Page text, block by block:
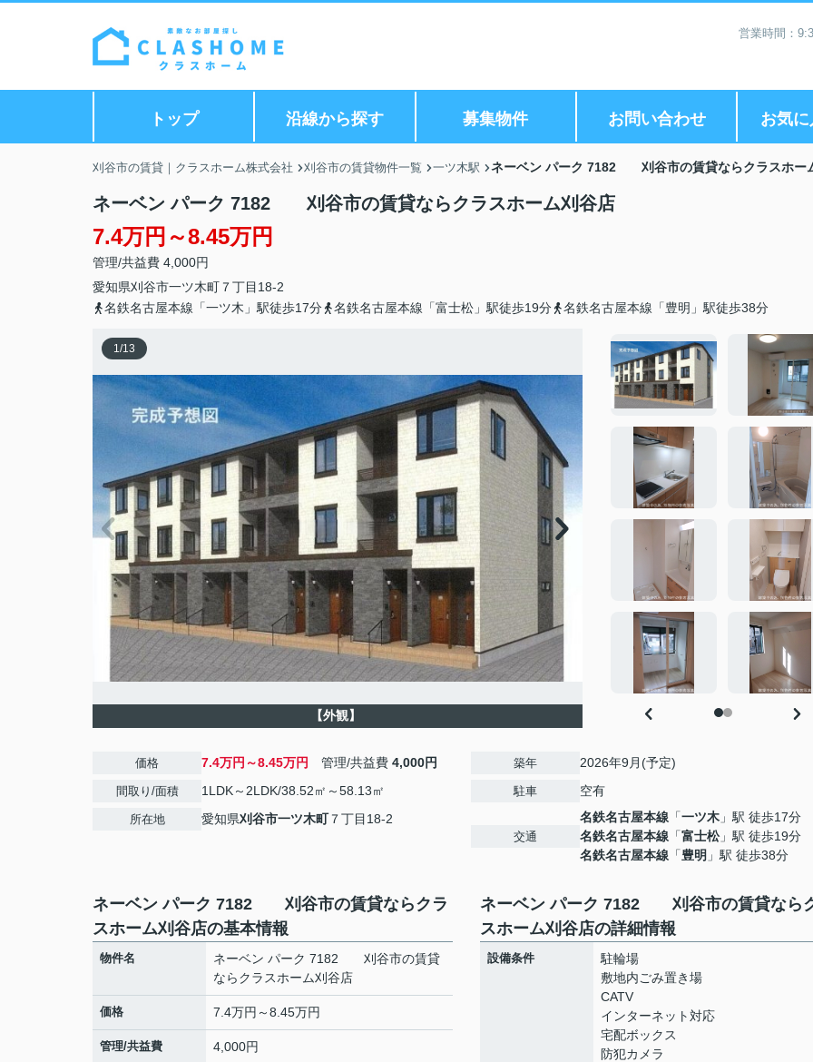
営業時間：
トップ 沿線から探す 募集物件 お問い合わせ お気
刈谷市の賃貸｜クラスホーム株式会社 刈谷市の賃貸物件一覧 一ツ木駅 ネーベン パーク 7182 刈谷市の賃貸ならクラスホー
ネーベン パーク 7182 刈谷市の賃貸ならクラスホーム刈谷店
7.4万円～8.45万円
管理/共益費 4,000円
愛知県刈谷市一ツ木町 ７丁目18-2
名鉄名古屋本線「一ツ木」駅徒歩17分
名鉄名古屋本線「富士松」駅徒歩19分 名鉄名古屋本線「豊明」駅徒歩38分
1/13
【外観】
価格 7.4万円～8.45万円 管理/共益費 4,000円
間取り/面積 1LDK～2LDK/38.52㎡～58.13㎡
所在地 愛知県刈谷市一ツ木町７丁目18-2
築年 2026年9月(予定)
駐車 空有
交通
名鉄名古屋本線 「一ツ木 」駅 徒歩17分
名鉄名古屋本線 「富士松」駅 徒歩19分
名鉄名古屋本線 「豊明 」駅 徒歩38分
ネーベン パーク 7182 刈谷市の賃貸ならクラ
スホーム刈谷店の基本情報
物件名
ネーベン パーク 7182 刈谷市の賃貸
ならクラスホーム刈谷店
価格 7.4万円～8.45万円
管理/共益費 4,000円
ネーベン パーク 7182 刈谷市の賃貸なら
スホーム刈谷店の詳細情報
設備条件
駐輪場
敷地内ごみ置き場
CATV
インターネット対応
宅配ボックス
防犯カメラ